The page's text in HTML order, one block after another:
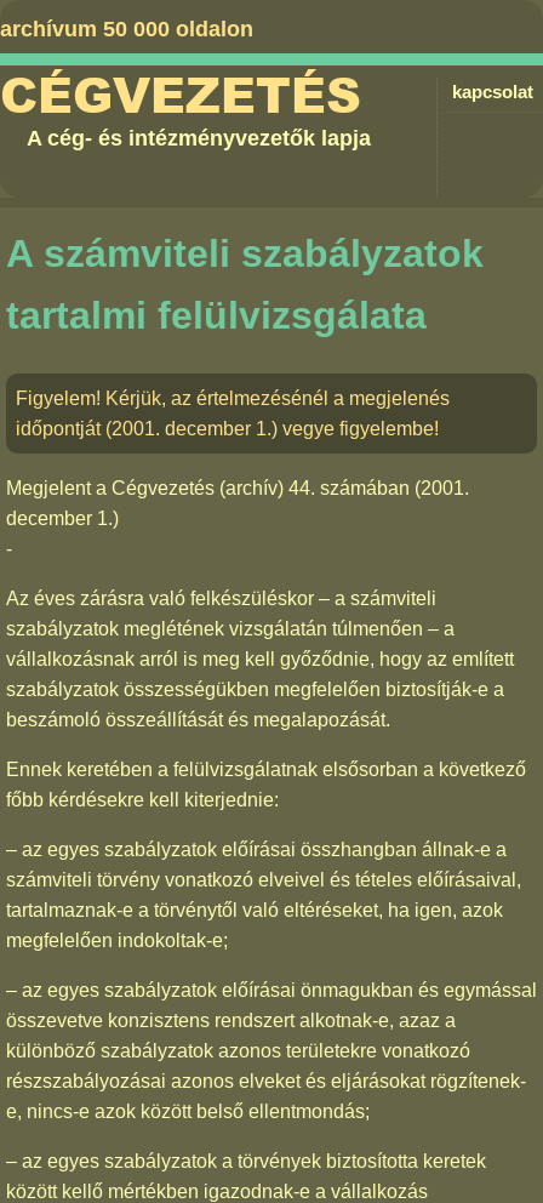
archívum 50 000 oldalon
kapcsolat
CÉGVEZETÉS
A cég- és intézményvezetők lapja
A számviteli szabályzatok
tartalmi felülvizsgálata
Figyelem! Kérjük, az értelmezésénél a megjelenés
időpontját (2001. december 1.) vegye figyelembe!
Megjelent a Cégvezetés (archív) 44. számában (2001.
december 1.)
-
Az éves zárásra való felkészüléskor – a számviteli
szabályzatok meglétének vizsgálatán túlmenően – a
vállalkozásnak arról is meg kell győződnie, hogy az említett
szabályzatok összességükben megfelelően biztosítják-e a
beszámoló összeállítását és megalapozását.
Ennek keretében a felülvizsgálatnak elsősorban a következő
főbb kérdésekre kell kiterjednie:
– az egyes szabályzatok előírásai összhangban állnak-e a
számviteli törvény vonatkozó elveivel és tételes előírásaival,
tartalmaznak-e a törvénytől való eltéréseket, ha igen, azok
megfelelően indokoltak-e;
– az egyes szabályzatok előírásai önmagukban és egymással
összevetve konzisztens rendszert alkotnak-e, azaz a
különböző szabályzatok azonos területekre vonatkozó
részszabályozásai azonos elveket és eljárásokat rögzítenek-
e, nincs-e azok között belső ellentmondás;
– az egyes szabályzatok a törvények biztosította keretek
között kellő mértékben igazodnak-e a vállalkozás